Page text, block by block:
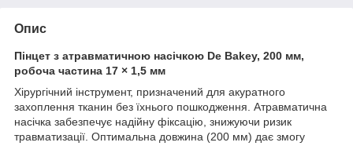
Опис
Пінцет з атравматичною насічкою De Bakey, 200 мм,
робоча частина 17 × 1,5 мм
Хірургічний інструмент, призначений для акуратного
захоплення тканин без їхнього пошкодження. Атравматична
насічка забезпечує надійну фіксацію, знижуючи ризик
травматизації. Оптимальна довжина (200 мм) дає змогу